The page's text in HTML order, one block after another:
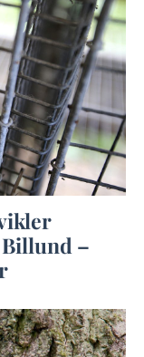
–